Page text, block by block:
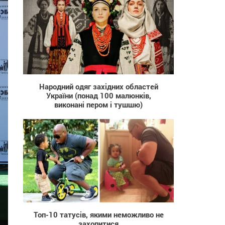
753
Народний одяг західних областей
України (понад 100 малюнків,
виконані пером і тушшю)
1 570
Топ-10 татусів, якими неможливо не